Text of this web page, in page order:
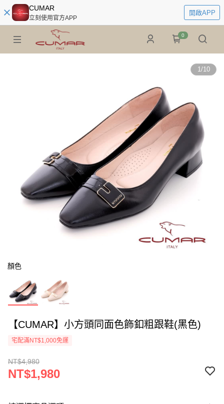
CUMAR
立刻使用官方APP
開啟APP
0
1/10
顏色
【CUMAR】小方頭同面色飾釦粗跟鞋(黑色)
宅配滿NT$1,000免運
NT$4,980
NT$1,980